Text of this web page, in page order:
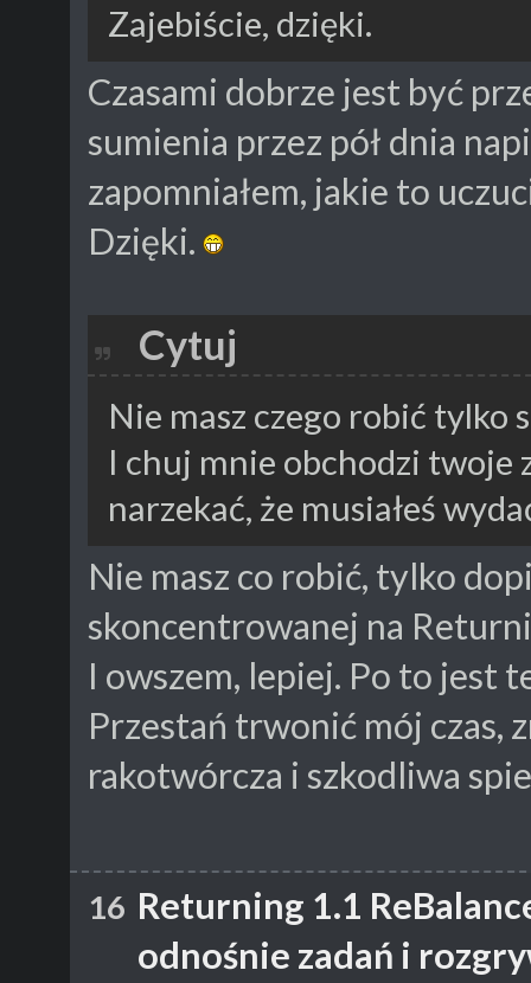
Zajebiście, dzięki.
Czasami dobrze jest być
sumienia przez pół dnia
zapomniałem, jakie to
Dzięki.
Cytuj
Nie masz czego robić tylko
I chuj mnie obchodzi twoje
narzekać, że musiałeś
Nie masz co robić, tylko
skoncentrowanej na
I owszem, lepiej. Po to jest
Przestań trwonić mój czas,
rakotwórcza i szkodliwa
16 Returning 1.1
odnośnie zadań i